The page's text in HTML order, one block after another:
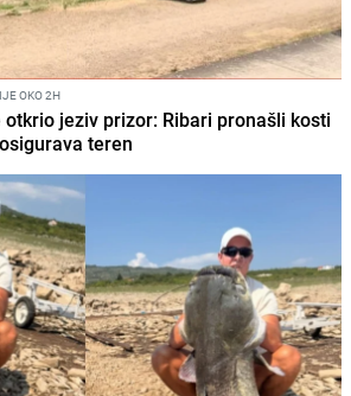
OKO 2H
otkrio jeziv prizor: Ribari pronašli kosti
teren